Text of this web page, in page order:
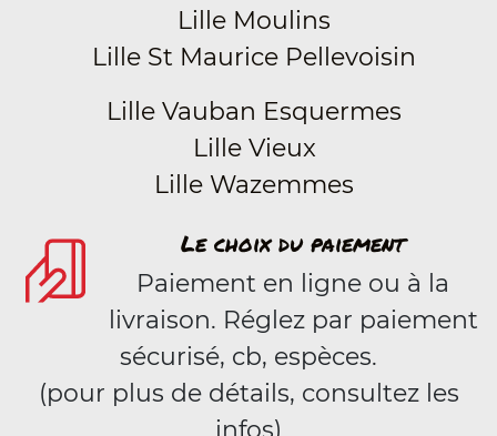
Lille Moulins
Lille St Maurice Pellevoisin
Lille Vauban Esquermes
Lille Vieux
Lille Wazemmes
Le choix du paiement
Paiement en ligne ou à la
livraison. Réglez par paiement
sécurisé, cb, espèces.
(pour plus de détails, consultez les
infos)